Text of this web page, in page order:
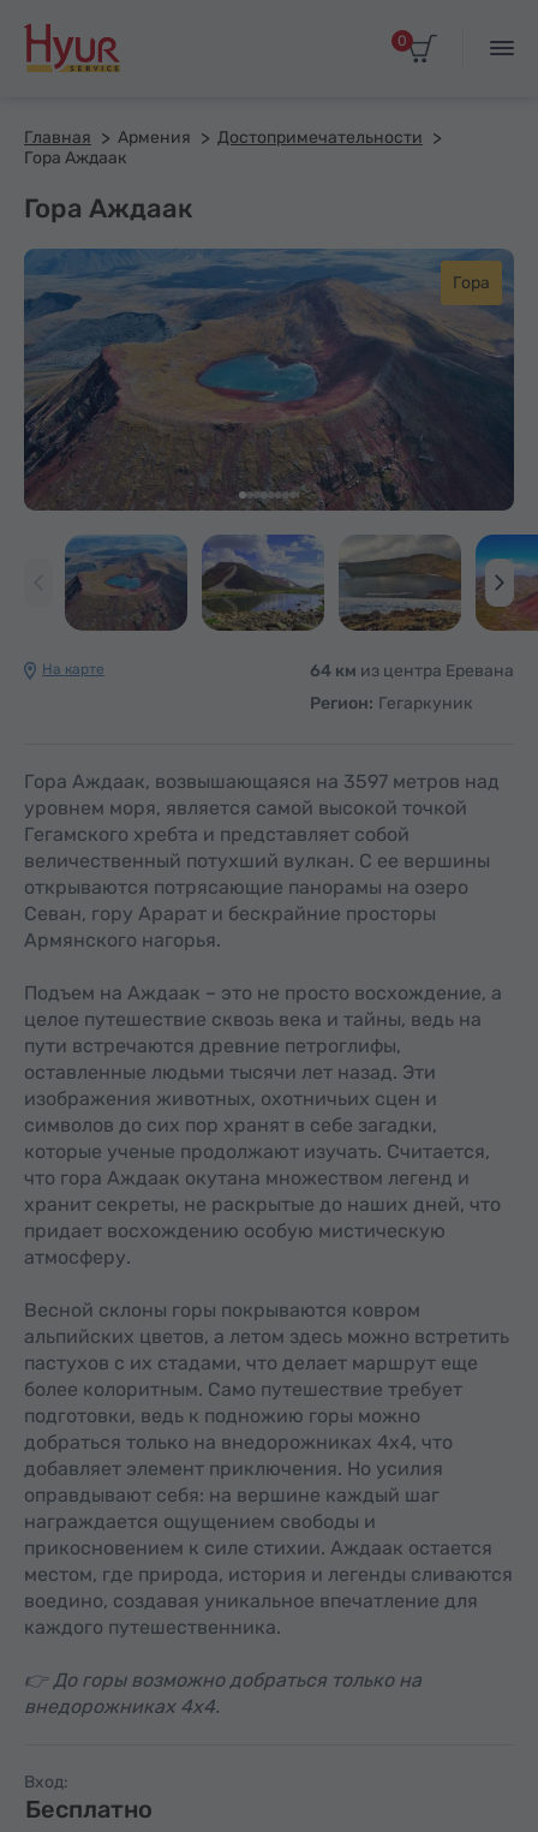
0
Главная Армения
Достопримечательности
Гора Аждаак
Гора Аждаак
Гора
На карте 64 км из центра Еревана
Регион: Гегаркуник
Гора Аждаак, возвышающаяся на 3597 метров над
уровнем моря, является самой высокой точкой
Гегамского хребта и представляет собой
величественный потухший вулкан. С ее вершины
открываются потрясающие панорамы на озеро
Севан, гору Арарат и бескрайние просторы
Армянского нагорья.
Подъем на Аждаак – это не просто восхождение, а
целое путешествие сквозь века и тайны, ведь на
пути встречаются древние петроглифы,
оставленные людьми тысячи лет назад. Эти
изображения животных, охотничьих сцен и
символов до сих пор хранят в себе загадки,
которые ученые продолжают изучать. Считается,
что гора Аждаак окутана множеством легенд и
хранит секреты, не раскрытые до наших дней, что
придает восхождению особую мистическую
атмосферу.
Весной склоны горы покрываются ковром
альпийских цветов, а летом здесь можно встретить
пастухов с их стадами, что делает маршрут еще
более колоритным. Само путешествие требует
подготовки, ведь к подножию горы можно
добраться только на внедорожниках 4x4, что
добавляет элемент приключения. Но усилия
оправдывают себя: на вершине каждый шаг
награждается ощущением свободы и
прикосновением к силе стихии. Аждаак остается
местом, где природа, история и легенды сливаются
воедино, создавая уникальное впечатление для
каждого путешественника.
👉 До горы возможно добраться только на
внедорожниках 4x4.
Вход:
Бесплатно